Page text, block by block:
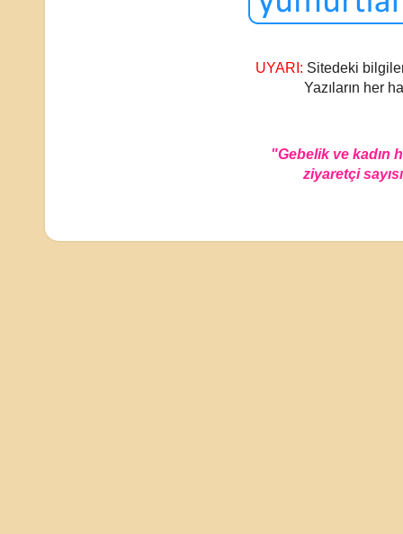
UYARI: Sitedeki
Yazıların her
"Gebelik ve kadın
ziyaretçi